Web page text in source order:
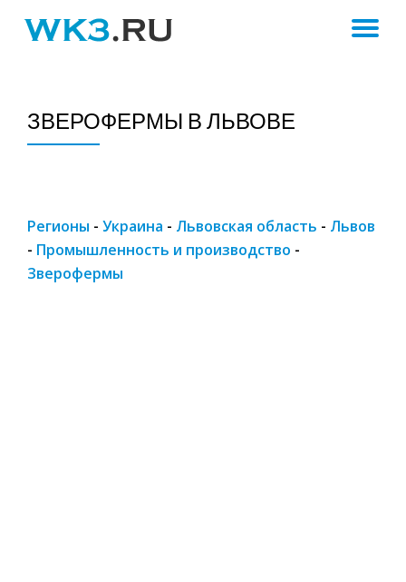
ЗВЕРОФЕРМЫ В ЛЬВОВЕ
Регионы - Украина - Львовская область - Львов
- Промышленность и производство -
Зверофермы